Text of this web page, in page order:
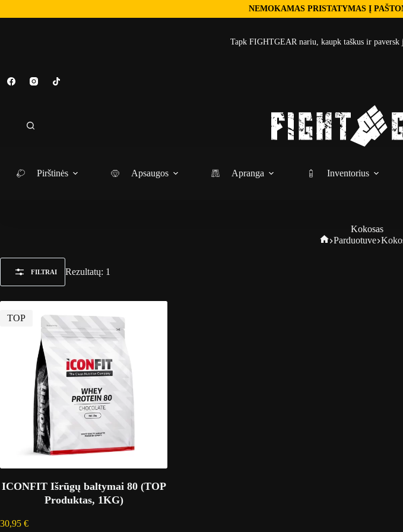
NEMOKAMAS PRISTATYMAS Į
Tapk FIGHTGEAR nariu, kaupk taškus ir paversk
Pirštinės Apsaugos Apranga Inventorius
Kokosas
Parduotuve
FILTRAI Rezultatų: 1
TOP
ICONFIT Išrūgų baltymai 80 (TOP
Produktas, 1KG)
30,95 €